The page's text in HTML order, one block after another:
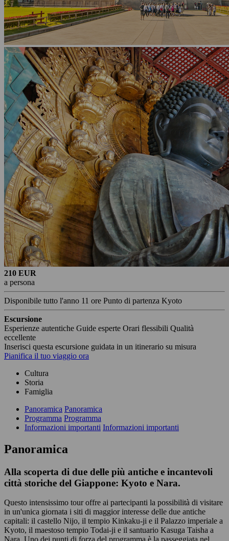
210 EUR
a persona
Disponibile tutto l'anno 11 ore Punto di partenza Kyoto
Escursione
Esperienze autentiche Guide esperte Orari flessibili Qualità
eccellente
Inserisci questa escursione guidata in un itinerario su misura
Pianifica il tuo viaggio ora
Cultura
Storia
Famiglia
Panoramica Panoramica
Programma Programma
Informazioni importanti Informazioni importanti
Panoramica
Alla scoperta di due delle più antiche e incantevoli
città storiche del Giappone: Kyoto e Nara.
Questo intensissimo tour offre ai partecipanti la possibilità di visitare
in un'unica giornata i siti di maggior interesse delle due antiche
capitali: il castello Nijo, il tempio Kinkaku-ji e il Palazzo imperiale a
Kyoto, il maestoso tempio Todai-ji e il santuario Kasuga Taisha a